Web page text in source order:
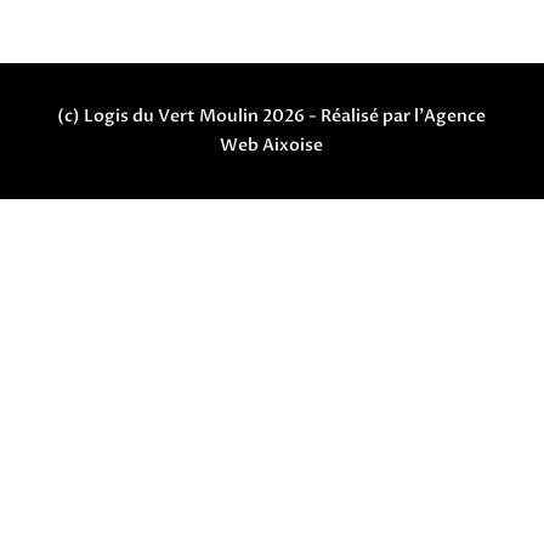
(c) Logis du Vert Moulin 2026 - Réalisé par l'Agence
Web Aixoise